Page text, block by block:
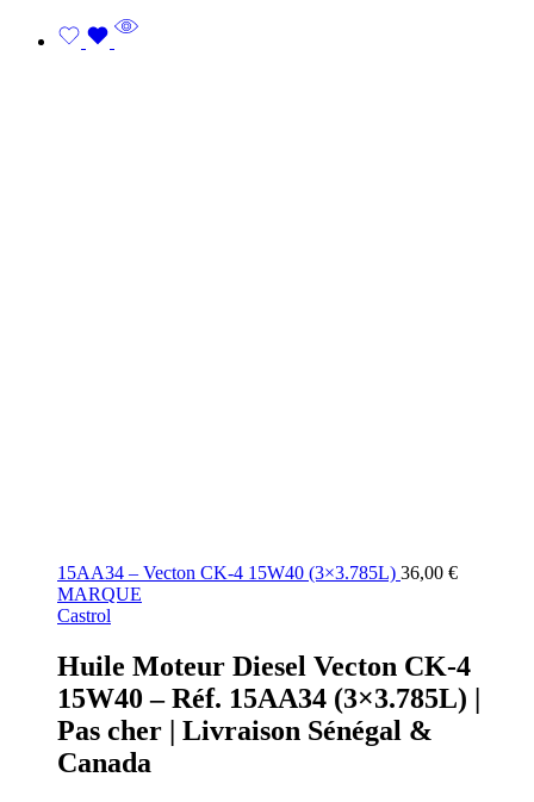
15AA34 – Vecton CK-4 15W40 (3×3.785L) 36,00 €
MARQUE
Castrol
Huile Moteur Diesel Vecton CK-4
15W40 – Réf. 15AA34 (3×3.785L) |
Pas cher | Livraison Sénégal &
Canada